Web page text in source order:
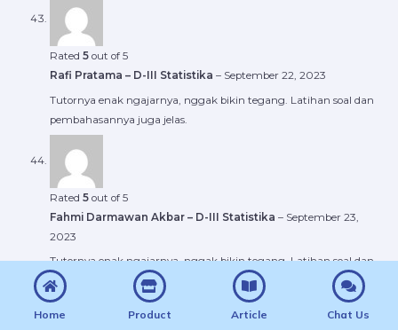
Rated 5out of 5
Rafi Pratama – D-III Statistika – September 22, 2023
Tutornya enak ngajarnya, nggak bikin tegang. Latihan soal dan
pembahasannya juga jelas.
Rated 5out of 5
Fahmi Darmawan Akbar – D-III Statistika – September 23,
2023
Tutornya enak ngajarnya, nggak bikin tegang. Latihan soal dan
pembahasannya juga jelas.
Home Product Article Chat Us